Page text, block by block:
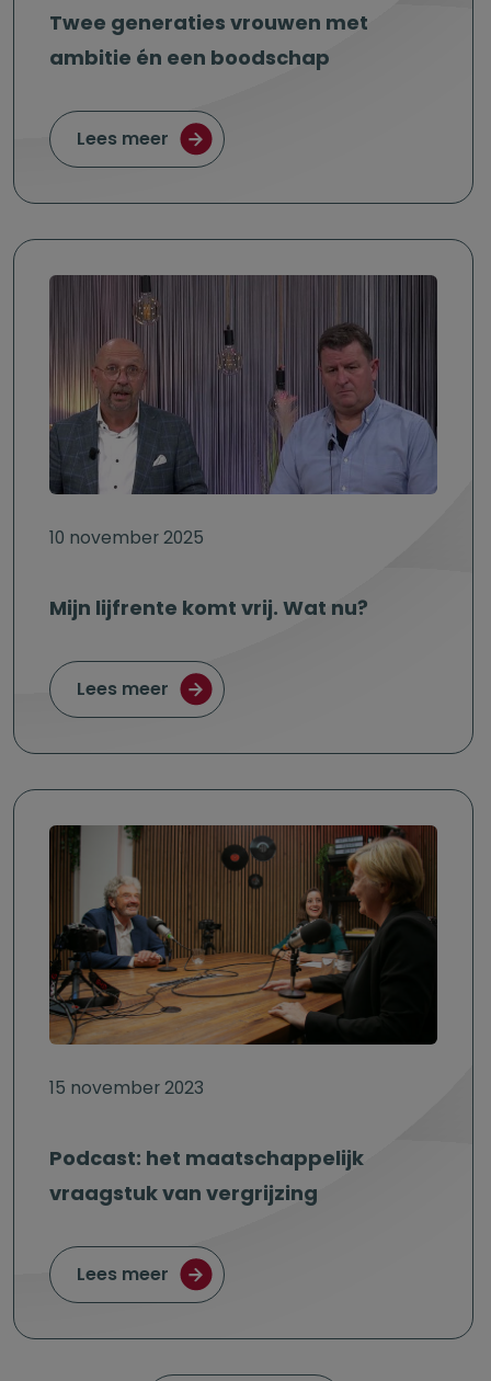
Twee generaties vrouwen met
ambitie én een boodschap
Lees meer over Twee generaties vrouwen
10 november 2025
Mijn lijfrente komt vrij. Wat nu?
Lees meer over Mijn lijfrente komt vrij. Wat nu?
15 november 2023
Podcast: het maatschappelijk
vraagstuk van vergrijzing
Lees meer over Podcast: het